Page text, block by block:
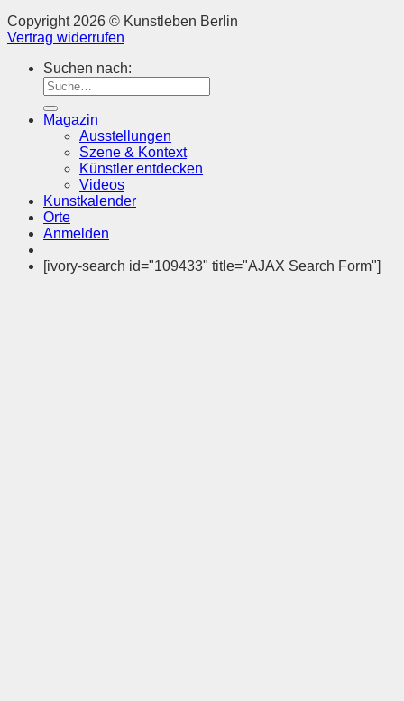
Copyright 2026 © Kunstleben Berlin
Vertrag widerrufen
Suchen nach:
Magazin
Ausstellungen
Szene & Kontext
Künstler entdecken
Videos
Kunstkalender
Orte
Anmelden
[ivory-search id="109433" title="AJAX Search Form"]